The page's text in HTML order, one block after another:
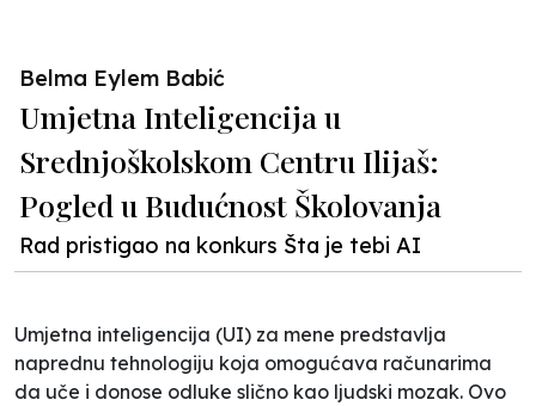
Belma Eylem Babić
Umjetna Inteligencija u
Srednjoškolskom Centru Ilijaš:
Pogled u Budućnost Školovanja
Rad pristigao na konkurs Šta je tebi AI
Umjetna inteligencija (UI) za mene predstavlja
naprednu tehnologiju koja omogućava računarima
da uče i donose odluke slično kao ljudski mozak. Ovo